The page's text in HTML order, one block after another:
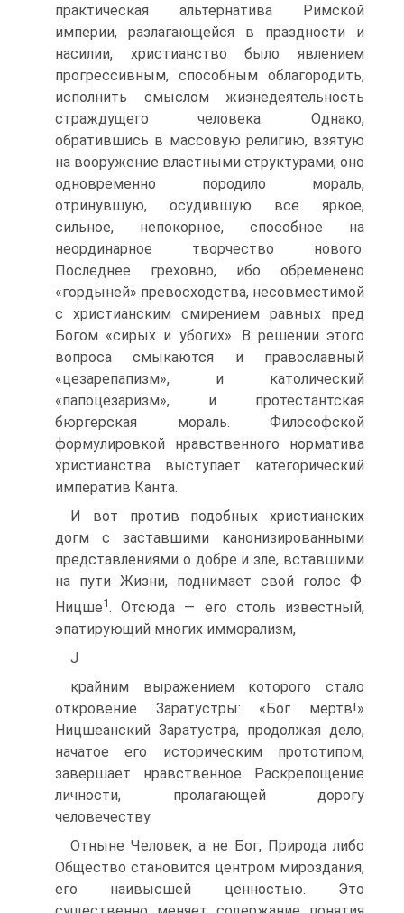
практическая альтернатива Римской
империи, разлагающейся в праздности и
насилии, христианство было явлением
прогрессивным, способным облагородить,
исполнить смыслом жизнедеятельность
страждущего человека. Однако,
обратившись в массовую религию, взятую
на вооружение властными структурами, оно
одновременно породило мораль,
отринувшую, осудившую все яркое,
сильное, непокорное, способное на
неординарное творчество нового.
Последнее греховно, ибо обременено
«гордыней» превосходства, несовместимой
с христианским смирением равных пред
Богом «сирых и убогих». В решении этого
вопроса смыкаются и православный
«цезарепапизм», и католический
«папоцезаризм», и протестантская
бюргерская мораль. Философской
формулировкой нравственного норматива
христианства выступает категорический
императив Канта.
И вот против подобных христианских
догм с заставшими канонизированными
представлениями о добре и зле, вставшими
на пути Жизни, поднимает свой голос Ф.
Ницше1. Отсюда — его столь известный,
эпатирующий многих имморализм,
J
крайним выражением которого стало
откровение Заратустры: «Бог мертв!»
Ницшеанский Заратустра, продолжая дело,
начатое его историческим прототипом,
завершает нравственное Раскрепощение
личности, пролагающей дорогу
человечеству.
Отныне Человек, а не Бог, Природа либо
Общество становится центром мироздания,
его наивысшей ценностью. Это